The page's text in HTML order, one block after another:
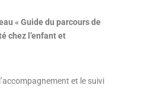
« Guide du parcours de
chez l’enfant et
et le suivi